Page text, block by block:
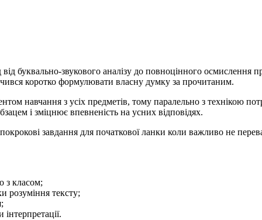
буквально-звукового аналізу до повноцінного
коротко формулювати власну думку за прочитаним.
навчання з усіх предметів, тому паралельно з технікою
і зміцнює впевненість на усних відповідях.
покрокові завдання для початкової ланки коли важливо не
з класом;
розуміння тексту;